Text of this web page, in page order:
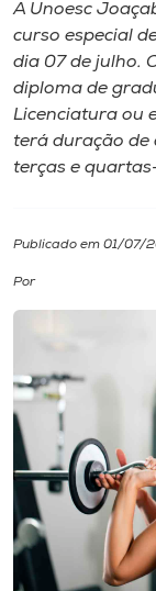
I.nova
Cultura
CPA
Biblioteca
Editora
Rádio
Museu
A Unoesc
curso especial
dia 07 de julho.
diploma de
Licenciatura ou
terá duração de
terças e
Publicado em 01/07/
Por